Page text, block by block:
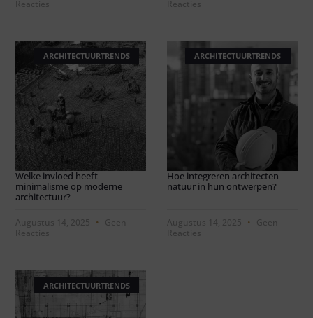
Reacties
Reacties
ARCHITECTUURTRENDS
Welke invloed heeft
minimalisme op moderne
architectuur?
Augustus 14, 2025
Geen
Reacties
ARCHITECTUURTRENDS
Hoe integreren architecten
natuur in hun ontwerpen?
Augustus 14, 2025
Geen
Reacties
ARCHITECTUURTRENDS